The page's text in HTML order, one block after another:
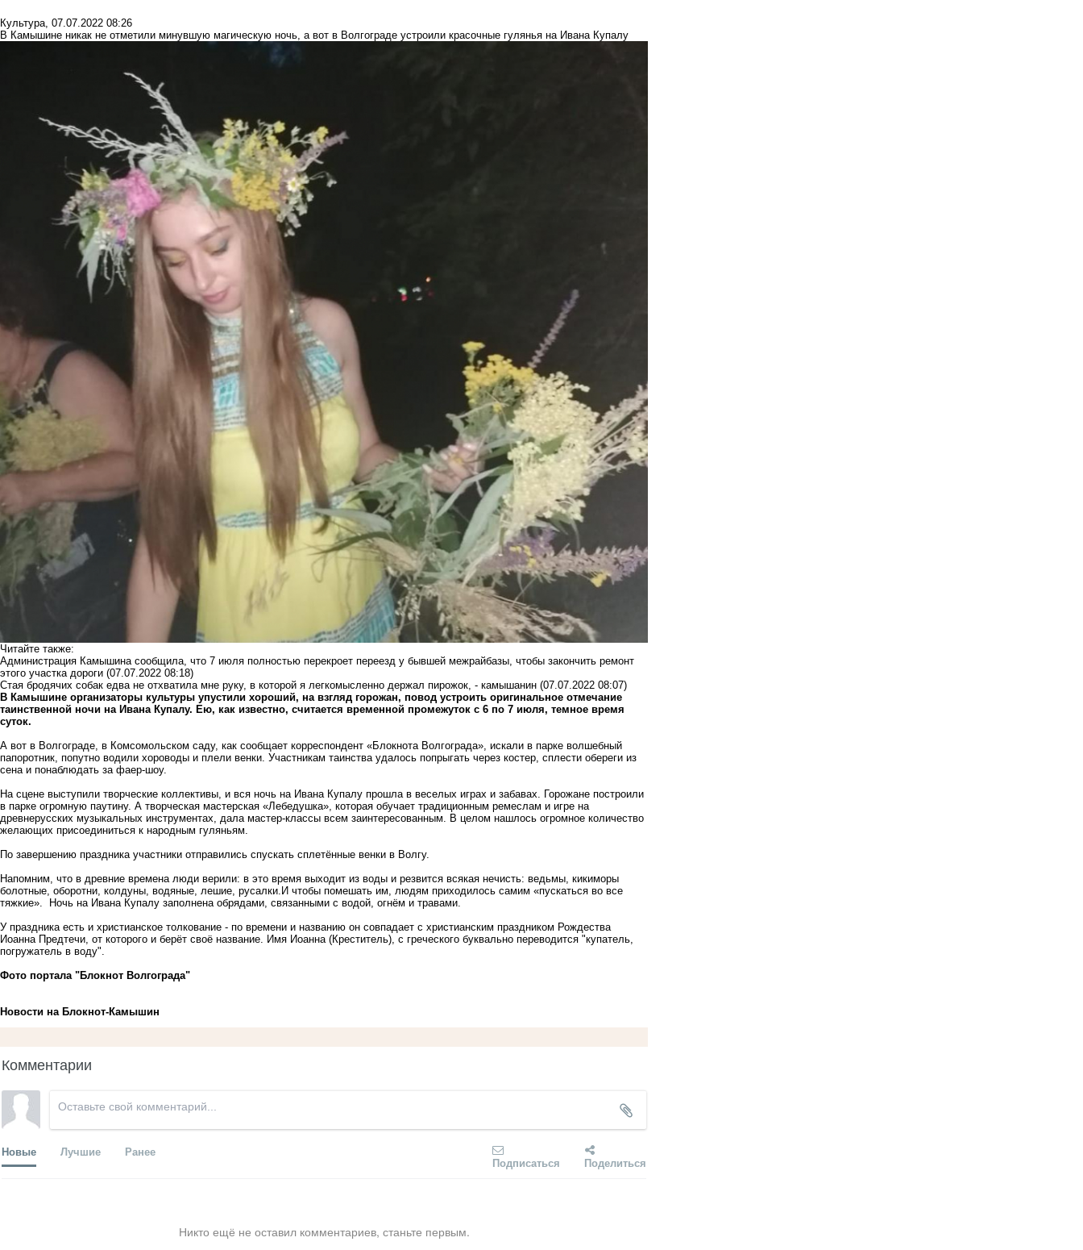
Культура, 07.07.2022 08:26
В Камышине никак не отметили минувшую магическую ночь, а вот в Волгограде устроили красочные гулянья на Ивана Купалу
Читайте также:
Администрация Камышина сообщила, что 7 июля полностью перекроет переезд у бывшей межрайбазы, чтобы закончить ремонт
этого участка дороги (07.07.2022 08:18)
Стая бродячих собак едва не отхватила мне руку, в которой я легкомысленно держал пирожок, - камышанин (07.07.2022 08:07)
В Камышине организаторы культуры упустили хороший, на взгляд горожан, повод устроить оригинальное отмечание
таинственной ночи на Ивана Купалу. Ею, как известно, считается временной промежуток с 6 по 7 июля, темное время
суток.
А вот в Волгограде, в Комсомольском саду, как сообщает корреспондент «Блокнота Волгограда», искали в парке волшебный
папоротник, попутно водили хороводы и плели венки. Участникам таинства удалось попрыгать через костер, сплести обереги из
сена и понаблюдать за фаер-шоу.
На сцене выступили творческие коллективы, и вся ночь на Ивана Купалу прошла в веселых играх и забавах. Горожане построили
в парке огромную паутину. А творческая мастерская «Лебедушка», которая обучает традиционным ремеслам и игре на
древнерусских музыкальных инструментах, дала мастер-классы всем заинтересованным. В целом нашлось огромное количество
желающих присоединиться к народным гуляньям.
По завершению праздника участники отправились спускать сплетённые венки в Волгу.
Напомним, что в древние времена люди верили: в это время выходит из воды и резвится всякая нечисть: ведьмы, кикиморы
болотные, оборотни, колдуны, водяные, лешие, русалки.И чтобы помешать им, людям приходилось самим «пускаться во все
тяжкие». Ночь на Ивана Купалу заполнена обрядами, связанными с водой, огнём и травами.
У праздника есть и христианское толкование - по времени и названию он совпадает с христианским праздником Рождества
Иоанна Предтечи, от которого и берёт своё название. Имя Иоанна (Креститель), с греческого буквально переводится "купатель,
погружатель в воду".
Фото портала "Блокнот Волгограда"
Новости на Блoкнoт-Камышин
Комментарии
Новые Лучшие Ранее
Подписаться Поделиться
Никто ещё не оставил комментариев, станьте первым.